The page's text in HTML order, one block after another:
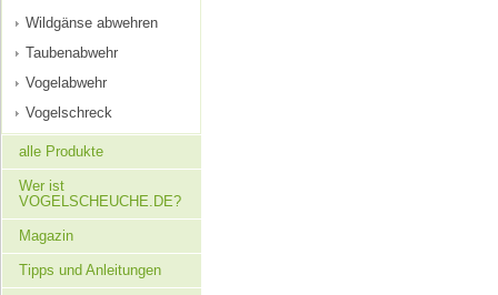
Wildgänse abwehren
Taubenabwehr
Vogelabwehr
Vogelschreck
alle Produkte
Wer ist
VOGELSCHEUCHE.DE?
Magazin
Tipps und Anleitungen